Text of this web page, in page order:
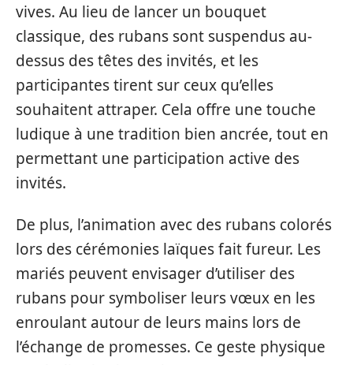
vives. Au lieu de lancer un bouquet
classique, des rubans sont suspendus au-
dessus des têtes des invités, et les
participantes tirent sur ceux qu’elles
souhaitent attraper. Cela offre une touche
ludique à une tradition bien ancrée, tout en
permettant une participation active des
invités.
De plus, l’animation avec des rubans colorés
lors des cérémonies laïques fait fureur. Les
mariés peuvent envisager d’utiliser des
rubans pour symboliser leurs vœux en les
enroulant autour de leurs mains lors de
l’échange de promesses. Ce geste physique